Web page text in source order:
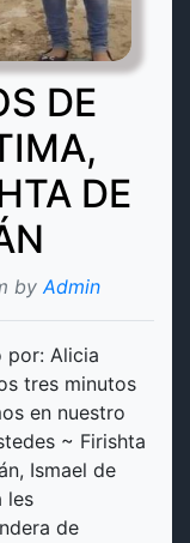
DE
DE
byAdmin
por: Alicia
tres minutos
en nuestro
~ Firishta
Ismael de
les
de